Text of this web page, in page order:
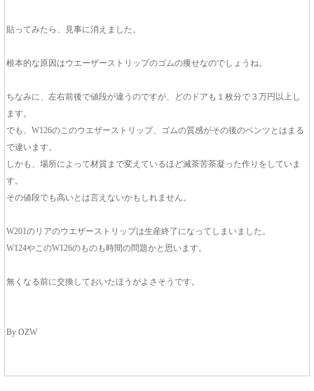
貼ってみたら、見事に消えました。
根本的な原因はウエーザーストリップのゴムの痩せなのでしょうね。
ちなみに、左右前後で値段が違うのですが、どのドアも１枚分で３万円以上し
ます。
でも、W126のこのウエザーストリップ、ゴムの質感がその後のベンツとはまる
で違います。
しかも、場所によって材質まで変えているほど滅茶苦茶凝った作りをしていま
す。
その値段でも高いとは言えないかもしれません。
W201のリアのウエザーストリップは生産終了になってしまいました。
W124やこのW126のものも時間の問題かと思います。
無くなる前に交換しておいたほうがよさそうです。
By OZW